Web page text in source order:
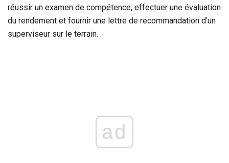
réussir un examen de compétence, effectuer une évaluation
du rendement et fournir une lettre de recommandation d'un
superviseur sur le terrain.
ad